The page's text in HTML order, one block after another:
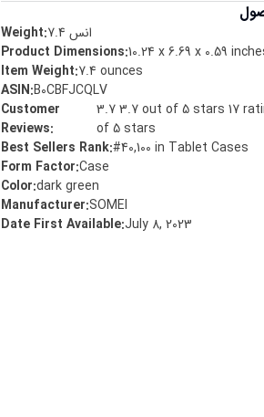
Weight:7.4 انس
Product Dimensions:10.24 x 6.69 x 0.59
Item Weight:7.4 ounces
ASIN:B0CBFJCQLV
Customer
Reviews:
3.7 3.7 out of 5 stars 17
of 5 stars
Best Sellers Rank:#40,100 in Tablet Cases
Form Factor:Case
Color:dark green
Manufacturer:‎SOMEI
Date First Available:July 8, 2023